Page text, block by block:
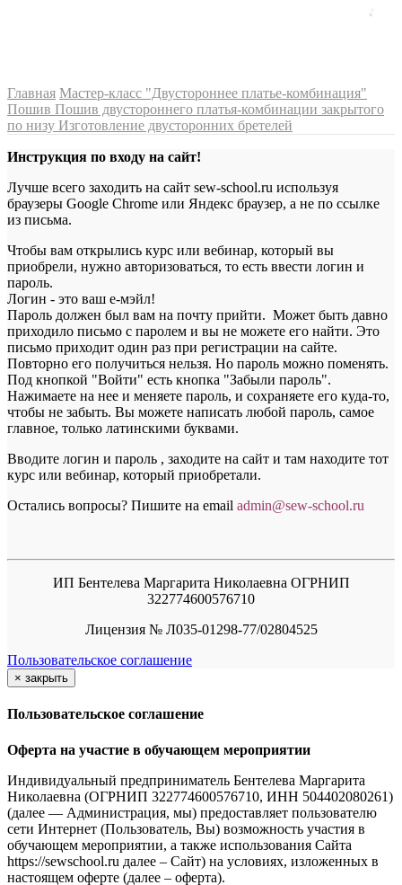
Главная Мастер-класс "Двустороннее платье-комбинация"
Пошив Пошив двустороннего платья-комбинации закрытого
по низу Изготовление двусторонних бретелей
Инструкция по входу на сайт!
Лучше всего заходить на сайт sew-school.ru используя
браузеры Google Chrome или Яндекс браузер, а не по ссылке
из письма.
Чтобы вам открылись курс или вебинар, который вы
приобрели, нужно авторизоваться, то есть ввести логин и
пароль.
Логин - это ваш е-мэйл!
Пароль должен был вам на почту прийти. Может быть давно
приходило письмо с паролем и вы не можете его найти. Это
письмо приходит один раз при регистрации на сайте.
Повторно его получиться нельзя. Но пароль можно поменять.
Под кнопкой "Войти" есть кнопка "Забыли пароль".
Нажимаете на нее и меняете пароль, и сохраняете его куда-то,
чтобы не забыть. Вы можете написать любой пароль, самое
главное, только латинскими буквами.
Вводите логин и пароль , заходите на сайт и там находите тот
курс или вебинар, который приобретали.
Остались вопросы? Пишите на email admin@sew-school.ru
ИП Бентелева Маргарита Николаевна ОГРНИП
322774600576710
Лицензия № Л035-01298-77/02804525
Пользовательское соглашение
× закрыть
Пользовательское соглашение
Оферта на участие в обучающем мероприятии
Индивидуальный предприниматель Бентелева Маргарита
Николаевна (ОГРНИП 322774600576710, ИНН 504402080261)
(далее — Администрация, мы) предоставляет пользователю
сети Интернет (Пользователь, Вы) возможность участия в
обучающем мероприятии, а также использования Сайта
https://sewschool.ru далее – Сайт) на условиях, изложенных в
настоящем оферте (далее – оферта).